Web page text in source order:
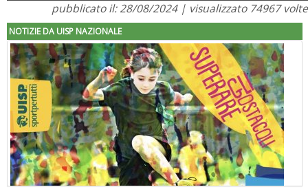
pubblicato il: 28/08/2024 | visualizzato 74967 volte
NOTIZIE DA UISP NAZIONALE